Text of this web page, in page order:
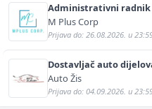
Administrativni radnik
M Plus Corp
Prijava do: 26.08.2026. u
Dostavljač auto
Auto Žis
Prijava do: 04.09.2026. u